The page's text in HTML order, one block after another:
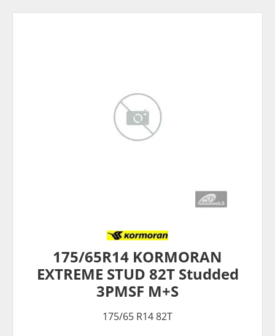
175/65R14 KORMORAN
EXTREME STUD 82T Studded
3PMSF M+S
175/65 R14 82T